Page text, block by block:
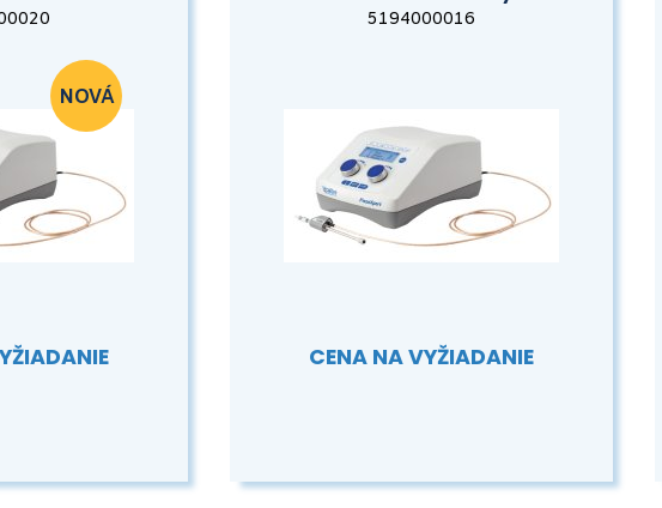
5194000016
CENA NA VYŽIADANIE